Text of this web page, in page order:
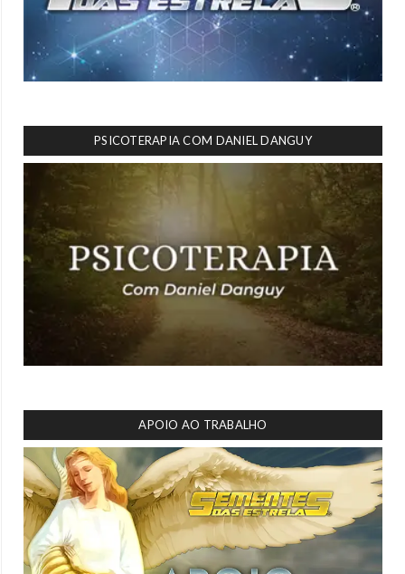
PSICOTERAPIA COM DANIEL DANGUY
APOIO AO TRABALHO